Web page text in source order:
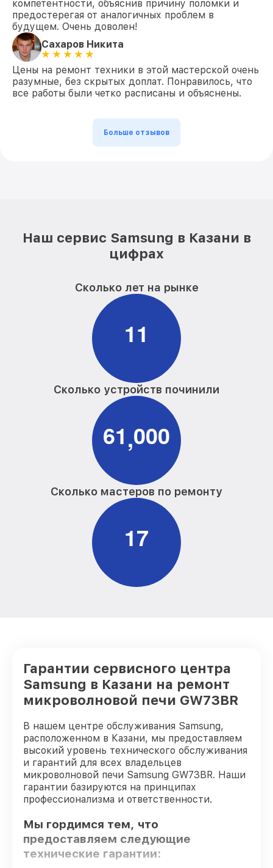
компетентности, объяснив причину поломки и
предостерегая от аналогичных проблем в
будущем. Очень доволен!
Сахаров Никита
Цены на ремонт техники в этой мастерской очень
разумные, без скрытых доплат. Понравилось, что
все работы были четко расписаны и объяснены.
Больше отзывов
Наш сервис Samsung в Казани в
цифрах
Сколько лет на рынке
11
Сколько устройств починили
61,000
Сколько мастеров по ремонту
17
Гарантии сервисного центра
Samsung в Казани на ремонт
микроволновой печи GW73BR
В нашем центре обслуживания Samsung,
расположенном в Казани, мы предоставляем
высокий уровень технического обслуживания
и гарантий для всех владельцев
микроволновой печи Samsung GW73BR. Наши
гарантии базируются на принципах
профессионализма и ответственности.
Мы гордимся тем, что
предоставляем следующие
технические гарантии: